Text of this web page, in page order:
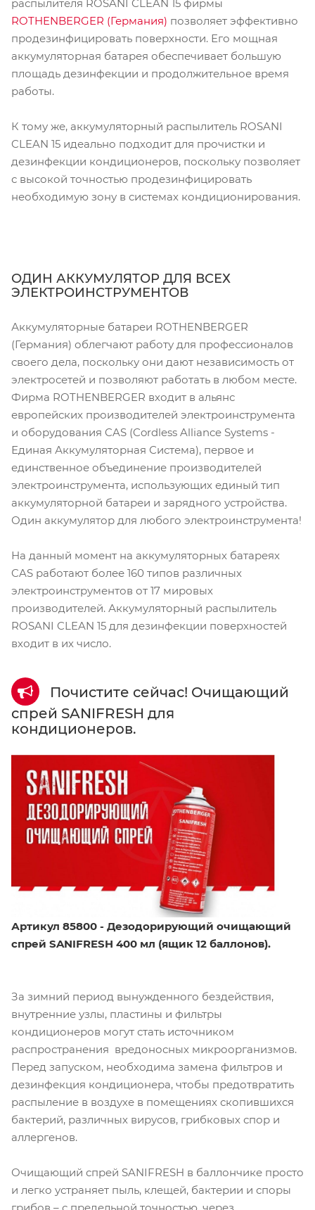
распылителя ROSANI CLEAN 15 фирмы
ROTHENBERGER (Германия) позволяет эффективно
продезинфицировать поверхности. Его мощная
аккумуляторная батарея обеспечивает большую
площадь дезинфекции и продолжительное время
работы.
К тому же, аккумуляторный распылитель ROSANI
CLEAN 15 идеально подходит для прочистки и
дезинфекции кондиционеров, поскольку позволяет
с высокой точностью продезинфицировать
необходимую зону в системах кондиционирования.
ОДИН АККУМУЛЯТОР ДЛЯ ВСЕХ
ЭЛЕКТРОИНСТРУМЕНТОВ
Аккумуляторные батареи ROTHENBERGER
(Германия) облегчают работу для профессионалов
своего дела, поскольку они дают независимость от
электросетей и позволяют работать в любом месте.
Фирма ROTHENBERGER входит в альянс
европейских производителей электроинструмента
и оборудования CAS (Cordless Alliance Systems -
Единая Аккумуляторная Система), первое и
единственное объединение производителей
электроинструмента, использующих единый тип
аккумуляторной батареи и зарядного устройства.
Один аккумулятор для любого электроинструмента!
На данный момент на аккумуляторных батареях
CAS работают более 160 типов различных
электроинструментов от 17 мировых
производителей. Аккумуляторный распылитель
ROSANI CLEAN 15 для дезинфекции поверхностей
входит в их число.
Почистите сейчас! Очищающий
спрей SANIFRESH для
кондиционеров.
Артикул 85800 - Дезодорирующий очищающий
спрей SANIFRESH 400 мл (ящик 12 баллонов).
За зимний период вынужденного бездействия,
внутренние узлы, пластины и фильтры
кондиционеров могут стать источником
распространения вредоносных микроорганизмов.
Перед запуском, необходима замена фильтров и
дезинфекция кондиционера, чтобы предотвратить
распыление в воздухе в помещениях скопившихся
бактерий, различных вирусов, грибковых спор и
аллергенов.
Очищающий спрей SANIFRESH в баллончике просто
и легко устраняет пыль, клещей, бактерии и споры